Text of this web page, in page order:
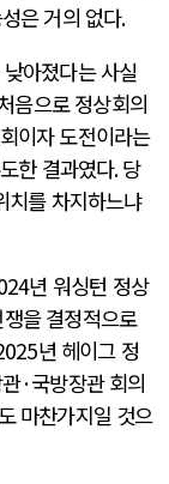
은 거의 없다.
아졌다는 사실
음으로 정상회의
이자 도전이라는
한 결과였다.당
치를 차지하느냐
년 워싱턴 정상
을 결정적으로
년 헤이그 정
·국방장관 회의
마찬가지일 것으